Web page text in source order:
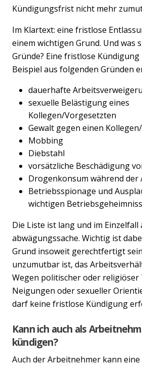
Kündigungsfrist nicht mehr
Im Klartext: eine fristlose
einem wichtigen Grund. Und was
Gründe? Eine fristlose
Beispiel aus folgenden Gründen
dauerhafte
sexuelle Belästigung eines
Kollegen/Vorgesetzten
Gewalt gegen einen
Mobbing
Diebstahl
vorsätzliche Beschädigung
Drogenkonsum während der
Betriebsspionage und
wichtigen
Die Liste ist lang und im Einzelfall
abwägungssache. Wichtig ist
Grund insoweit gerechtfertigt
unzumutbar ist, das
Wegen politischer oder
Neigungen oder sexueller
darf keine fristlose Kündigung
Kann ich auch als
kündigen?
Auch der Arbeitnehmer kann